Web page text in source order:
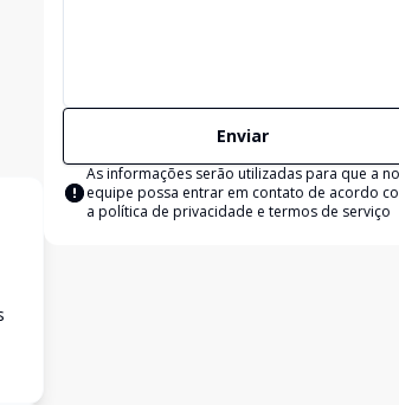
Enviar
As informações serão utilizadas para que a
equipe possa entrar em contato de acordo
a política de privacidade e termos de serviço